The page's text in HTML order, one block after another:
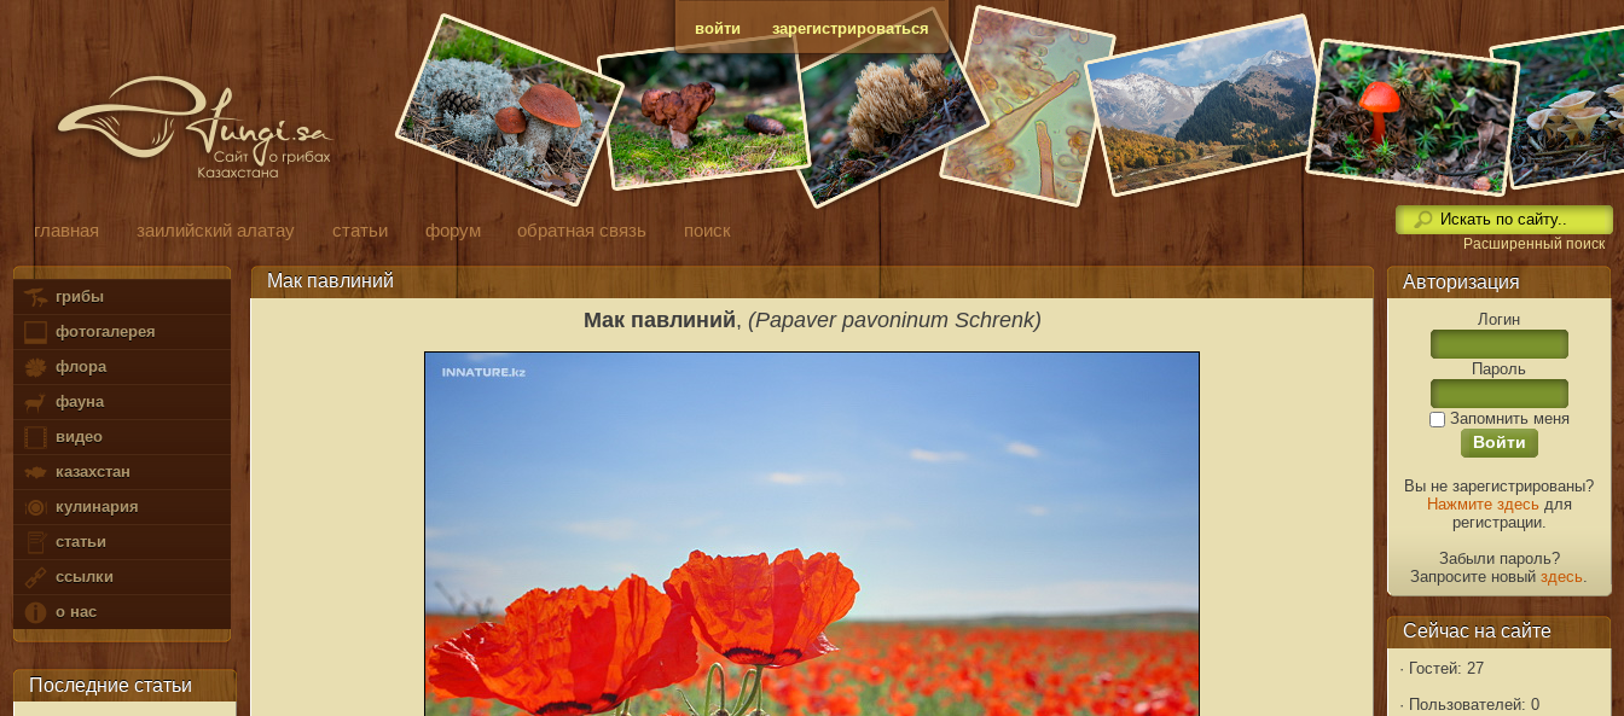
войти зарегистрироваться
главная заилийский алатау статьи форум обратная связь поиск
Расширенный поиск
грибы
фотогалерея
флора
фауна
видео
казахстан
кулинария
статьи
ссылки
о нас
Последние статьи
Авторизация
Логин
Пароль
Запомнить меня
Вы не зарегистрированы?
Нажмите здесьдля
регистрации.
Забыли пароль?
Запросите новыйздесь
Сейчас на сайте
· Гостей: 27
· Пользователей: 0
Мак павлиний
Мак павлиний, (Papaver pavoninum Schrenk)